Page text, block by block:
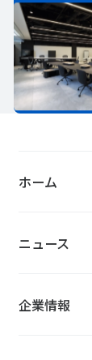
ホーム
ニュース
企業情報